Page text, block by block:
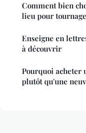
Comment bien
lieu pour
Enseigne en
à découvrir
Pourquoi acheter
plutôt qu'une